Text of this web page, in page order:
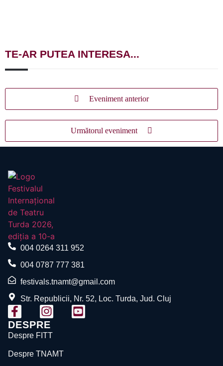
TE-AR PUTEA INTERESA...
Eveniment anterior
Următorul eveniment
004 0264 311 952
004 0787 777 381
festivals.tnamt@gmail.com
Str. Republicii, Nr. 52, Loc. Turda, Jud. Cluj
DESPRE
Despre FITT
Despre TNAMT